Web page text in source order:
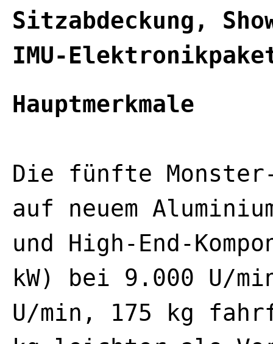
Sitzabdeckung,
IMU-
Hauptmerkmale
Die fünfte
auf neuem
und High-End-
kW) bei 9.000 U/
U/min, 175 kg